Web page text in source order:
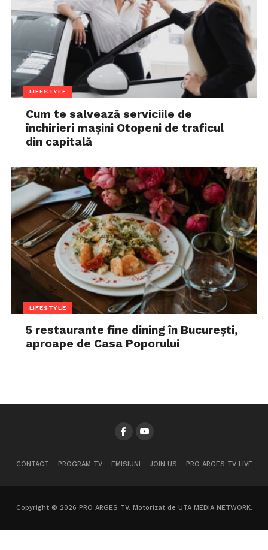
LIFESTYLE
Cum te salvează serviciile de
închirieri mașini Otopeni de traficul
din capitală
LIFESTYLE
5 restaurante fine dining în București,
aproape de Casa Poporului
CONTACT PROGRAM TV EMISIUNI JOIN US PRO ARGES TV LIVE
Copyright © 2026 PRO ARGES TV. Motorizat de UTA MEDIA NETWORK.